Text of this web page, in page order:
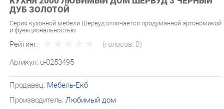
Серия кухонной мебели Шервуд отличается продуманной эргономикой
Рейтинг:
Артикул: u-0253495
Производитель:Любимый дом
Последняя цена: 57 190 ₽